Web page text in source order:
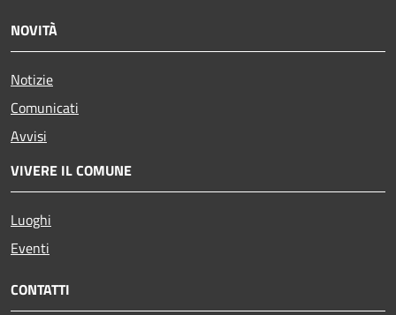
NOVITÀ
Notizie
Comunicati
Avvisi
VIVERE IL COMUNE
Luoghi
Eventi
CONTATTI